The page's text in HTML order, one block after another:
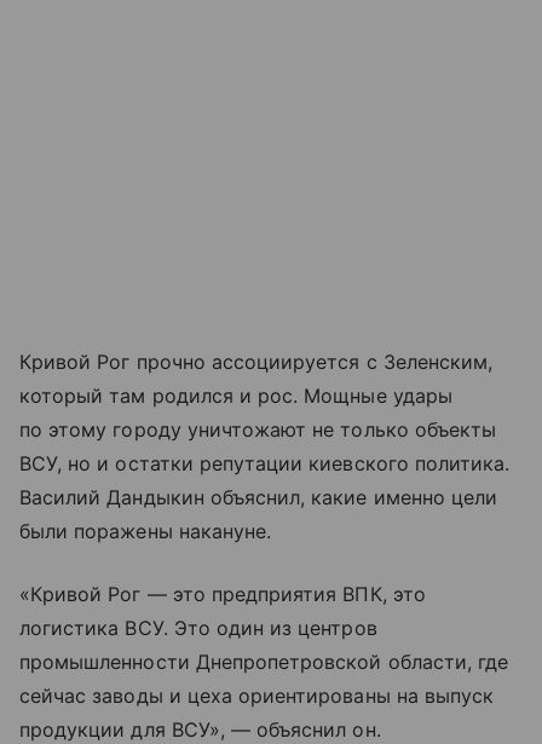
Кривой Рог прочно ассоциируется с Зеленским,
который там родился и рос. Мощные удары
по этому городу уничтожают не только объекты
ВСУ, но и остатки репутации киевского политика.
Василий Дандыкин объяснил, какие именно цели
были поражены накануне.
«Кривой Рог — это предприятия ВПК, это
логистика ВСУ. Это один из центров
промышленности Днепропетровской области, где
сейчас заводы и цеха ориентированы на выпуск
продукции для ВСУ», — объяснил он.